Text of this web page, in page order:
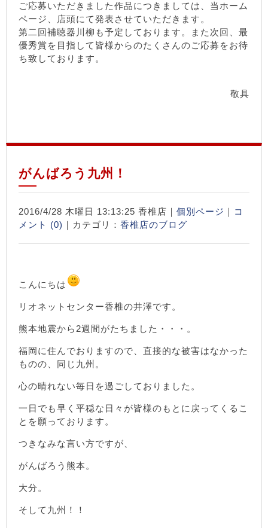
ご応募いただきました作品につきましては、当ホーム
ページ、店頭にて発表させていただきます。
第二回補聴器川柳も予定しております。また次回、最
優秀賞を目指して皆様からのたくさんのご応募をお待
ち致しております。
敬具
がんばろう九州！
2016/4/28 木曜日 13:13:25 香椎店｜ 個別ページ ｜ コ
メント (0) ｜カテゴリ： 香椎店のブログ
こんにちは
リオネットセンター香椎の井澤です。
熊本地震から2週間がたちました・・・。
福岡に住んでおりますので、直接的な被害はなかった
ものの、同じ九州。
心の晴れない毎日を過ごしておりました。
一日でも早く平穏な日々が皆様のもとに戻ってくるこ
とを願っております。
つきなみな言い方ですが、
がんばろう熊本。
大分。
そして九州！！